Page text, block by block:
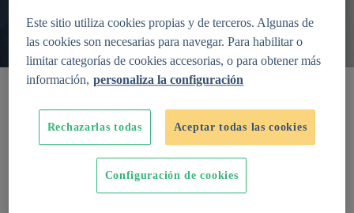
Conocer la causa de las enfermedades y
entender cómo y por qué se heredan, es el
primer paso para prevenirlas. ¡Colabora,
ayúdanos a avanzar en la investigación!
Este sitio utiliza cookies propias y de terceros. Algunas de
las cookies son necesarias para navegar. Para habilitar o
limitar categorías de cookies accesorias, o para obtener más
información, personaliza la configuración
Rechazarlas todas Aceptar todas las cookies
Configuración de cookies